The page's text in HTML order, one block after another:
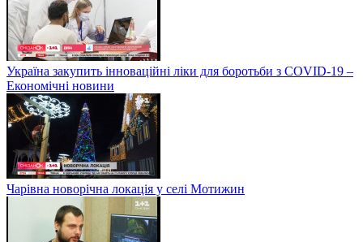
Україна закупить інноваційні ліки для боротьби з COVID-19 –
Економічні новини
Чарівна новорічна локація у селі Мотижин